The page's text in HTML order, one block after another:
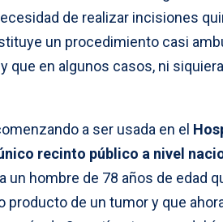
de realizar incisiones
un procedimiento casi
que en algunos casos, ni
a ser usada en el
recinto público a nivel
hombre de 78 años de edad
de un tumor y que